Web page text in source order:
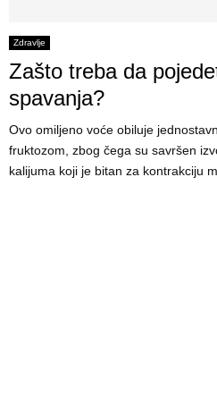
Zdravlje
Zašto treba da
spavanja?
Ovo omiljeno voće obiluje
fruktozom, zbog čega su savršen
kalijuma koji je bitan za kontrakciju